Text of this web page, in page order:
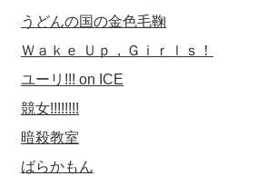
うどんの国の金色毛鞠
Ｗａｋｅ Ｕｐ，Ｇｉｒｌｓ！
ユーリ!!! on ICE
競女!!!!!!!!
暗殺教室
ばらかもん